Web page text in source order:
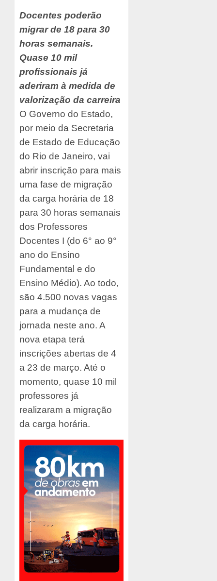
Docentes poderão
migrar de 18 para 30
horas semanais.
Quase 10 mil
profissionais já
aderiram à medida de
valorização da carreira
O Governo do Estado,
por meio da Secretaria
de Estado de Educação
do Rio de Janeiro, vai
abrir inscrição para mais
uma fase de migração
da carga horária de 18
para 30 horas semanais
dos Professores
Docentes I (do 6° ao 9°
ano do Ensino
Fundamental e do
Ensino Médio). Ao todo,
são 4.500 novas vagas
para a mudança de
jornada neste ano. A
nova etapa terá
inscrições abertas de 4
a 23 de março. Até o
momento, quase 10 mil
professores já
realizaram a migração
da carga horária.